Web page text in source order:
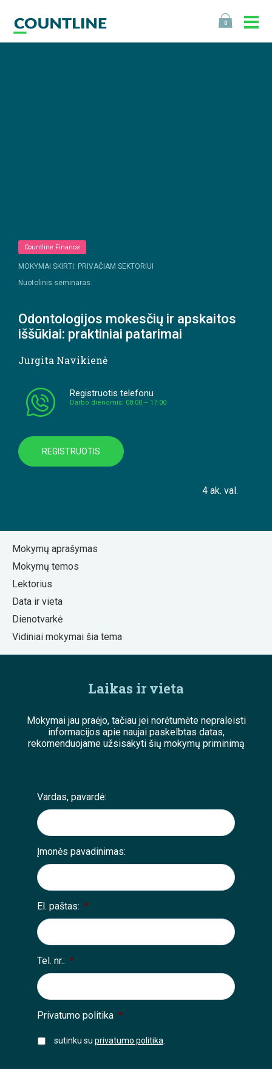
0
Countline Finance
MOKYMAI SKIRTI: PRIVAČIAM SEKTORIUI
Nuotolinis seminaras.
Odontologijos mokesčių ir apskaitos
iššūkiai: praktiniai patarimai
Jurgita Navikienė
Registruotis telefonu
Darbo dienomis: 08:00 – 17:00
REGISTRUOTIS
4 ak. val.
Mokymų aprašymas
Mokymų temos
Lektorius
Data ir vieta
Dienotvarkė
Vidiniai mokymai šia tema
Laikas ir vieta
Mokymai jau praėjo, tačiau jei norėtumėte nepraleisti
informacijos apie naujai paskelbtas datas,
rekomenduojame užsisakyti šių mokymų priminimą
;
Vardas, pavardė:
Įmonės pavadinimas:
El. paštas: *
Tel. nr.: *
Privatumo politika *
sutinku su privatumo politika